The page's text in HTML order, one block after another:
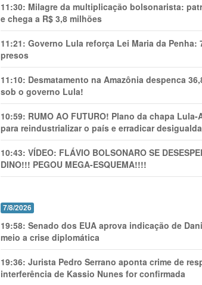
11:30: Milagre da multiplicação bolsonarista:
e chega a R$ 3,8 milhões
11:21: Governo Lula reforça Lei Maria da
presos
11:10: Desmatamento na Amazônia despenca
sob o governo Lula!
10:59: RUMO AO FUTURO! Plano da chapa
para reindustrializar o país e erradicar
10:43: VÍDEO: FLÁVIO BOLSONARO SE
DINO!!! PEGOU MEGA-ESQUEMA!!!!
7/8/2026
19:58: Senado dos EUA aprova indicação de
meio a crise diplomática
19:36: Jurista Pedro Serrano aponta crime de
interferência de Kassio Nunes for confirmada